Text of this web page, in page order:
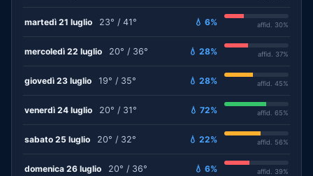
martedì 21 luglio 23° / 41° 💧 6% affid. 30%
mercoledì 22 luglio 20° / 36° 💧 28% affid. 37%
giovedì 23 luglio 19° / 35° 💧 28% affid. 45%
venerdì 24 luglio 20° / 31° 💧 72% affid. 65%
sabato 25 luglio 20° / 32° 💧 22% affid. 56%
domenica 26 luglio 20° / 36° 💧 6% affid. 39%